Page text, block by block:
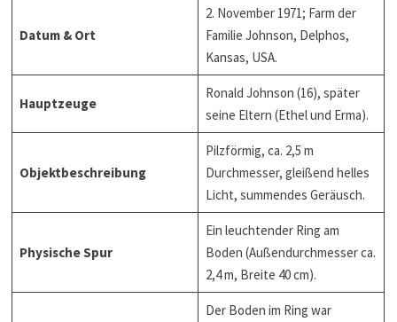
Datum & Ort
2. November 1971; Farm der
Familie Johnson, Delphos,
Kansas, USA.
Hauptzeuge
Ronald Johnson (16), später
seine Eltern (Ethel und Erma).
Objektbeschreibung
Pilzförmig, ca. 2,5 m
Durchmesser, gleißend helles
Licht, summendes Geräusch.
Physische Spur
Ein leuchtender Ring am
Boden (Außendurchmesser ca.
2,4 m, Breite 40 cm).
Der Boden im Ring war